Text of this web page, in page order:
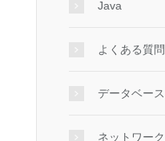
Java
よくある質問
データベース
ネットワーク